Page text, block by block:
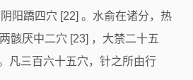
阳蹻四穴 [22] 。水俞在诸分，热
骸厌中二穴 [23] ，大禁二十五
凡三百六十五穴，针之所由行